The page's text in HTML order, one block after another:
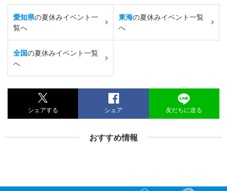
愛知県の夏休みイベント一
覧へ
東海の夏休みイベント一覧
へ
全国の夏休みイベント一覧
へ
シェアする シェア 友だちに送る
おすすめ情報